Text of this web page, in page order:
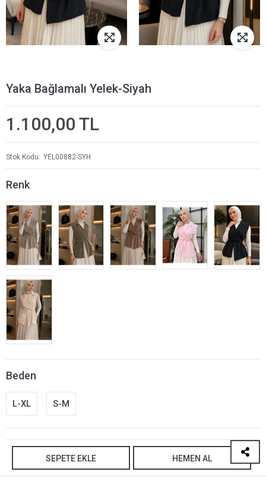
Yaka Bağlamalı Yelek-Siyah
1.100,00 TL
Stok Kodu YEL00882-SYH
Renk
Beden
L-XL S-M
SEPETE EKLE HEMEN AL